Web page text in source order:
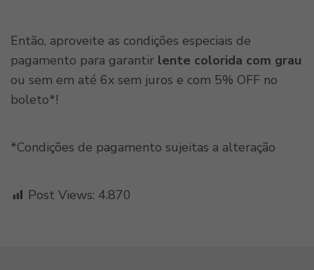
Então, aproveite as condições especiais de
pagamento para garantir lente colorida com grau
ou sem em até 6x sem juros e com 5% OFF no
boleto*!
*Condições de pagamento sujeitas a alteração
Post Views: 4.870